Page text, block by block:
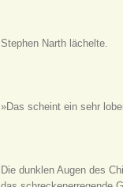
Stephen Narth lächelte.
»Das scheint ein sehr
Die dunklen Augen des